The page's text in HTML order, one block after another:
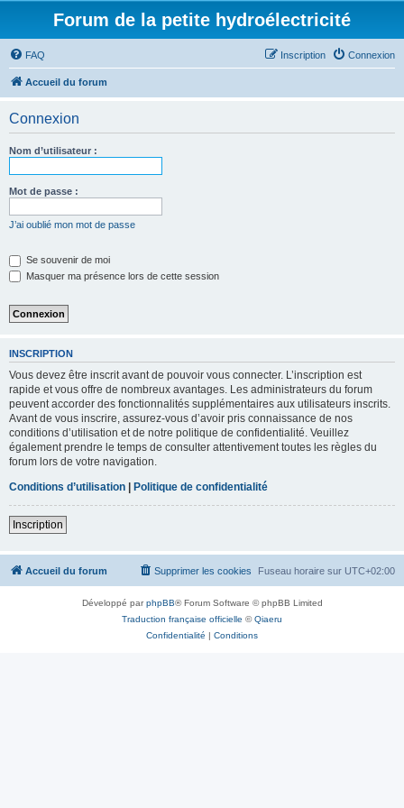
Forum de la petite hydroélectricité
FAQ Connexion
Inscription
Accueil du forum
Connexion
Nom d’utilisateur :
Mot de passe :
J’ai oublié mon mot de passe
Se souvenir de moi
Masquer ma présence lors de cette session
INSCRIPTION
Vous devez être inscrit avant de pouvoir vous connecter. L’inscription est
rapide et vous offre de nombreux avantages. Les administrateurs du forum
peuvent accorder des fonctionnalités supplémentaires aux utilisateurs inscrits.
Avant de vous inscrire, assurez-vous d’avoir pris connaissance de nos
conditions d’utilisation et de notre politique de confidentialité. Veuillez
également prendre le temps de consulter attentivement toutes les règles du
forum lors de votre navigation.
Conditions d’utilisation | Politique de confidentialité
Inscription
Accueil du forum Fuseau horaire sur UTC+02:00
Supprimer les cookies
Développé parphpBB® Forum Software © phpBB Limited
Traduction française officielle ©Qiaeru
Confidentialité | Conditions